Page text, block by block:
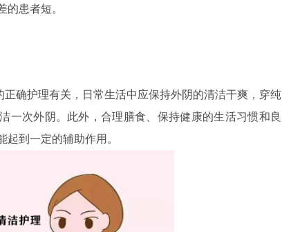
的患者短。
确护理有关，日常生活中应保持外阴的清洁干爽，穿纯
一次外阴。此外，合理膳食、保持健康的生活习惯和良
到一定的辅助作用。